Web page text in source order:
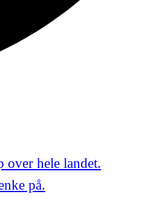
over hele landet.
på.